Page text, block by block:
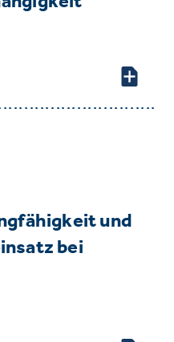
und
bei